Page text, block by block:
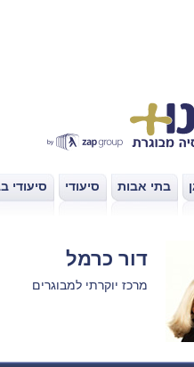
בתי אבות סיעודי סיעודי
דור כרמל
מרכז יוקרתי למבוגרים